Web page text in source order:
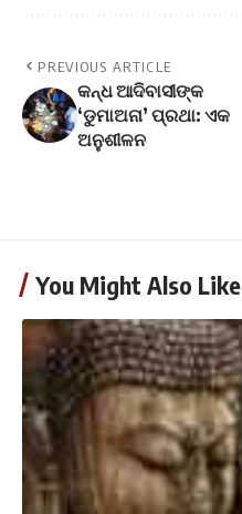
PREVIOUS ARTICLE
କନ୍ଧ ଆଦିବାସୀଙ୍କ
‘ଡୁମାଅନା’ ପ୍ରଥା: ଏକ
ଅନୁଶୀଳନ
You Might Also Like